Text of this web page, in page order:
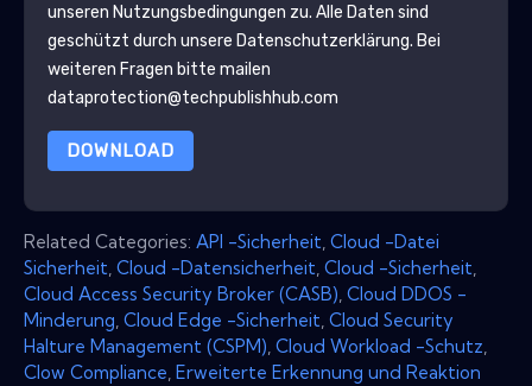
unseren Nutzungsbedingungen zu. Alle Daten sind
geschützt durch unsere Datenschutzerklärung. Bei
weiteren Fragen bitte mailen
dataprotection@techpublishhub.com
DOWNLOAD
Related Categories: API -Sicherheit, Cloud -Datei
Sicherheit, Cloud -Datensicherheit, Cloud -Sicherheit,
Cloud Access Security Broker (CASB), Cloud DDOS -
Minderung, Cloud Edge -Sicherheit, Cloud Security
Halture Management (CSPM), Cloud Workload -Schutz,
Clow Compliance, Erweiterte Erkennung und Reaktion